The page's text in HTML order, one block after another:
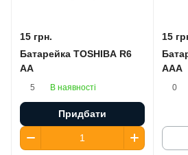
15 грн.
Батарейка TOSHIBA R6
AA
5 В наявності
Придбати
15
AAA
0